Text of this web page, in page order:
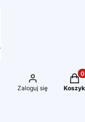
Zaloguj się Koszyk